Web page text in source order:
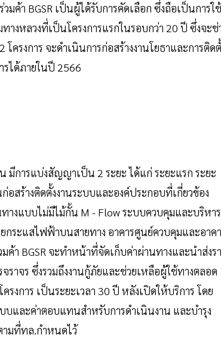
ค้า BGSR เป็นผู้ได้รับการคัดเลือก ซึ่งถือเป็นการใช้
งหลวงที่เป็นโครงการแรกในรอบกว่า 20 ปี ซึ่งจะช่
ครงการ จะดำเนินการก่อสร้างงานโยธาและการติด
รได้ภายในปี 2566
มีการแบ่งสัญญาเป็น 2 ระยะ ได้แก่ ระยะแรก ระยะ
สร้างติดตั้งงานระบบและองค์ประกอบที่เกี่ยวข้อง
างแบบไม่มีไม้กั้น M - Flow ระบบควบคุมและบริหาร
กระแสไฟฟ้าบนสายทาง อาคารศูนย์ควบคุมและอาค
ค้า BGSR จะทำหน้าที่จัดเก็บค่าผ่านทางและนำส่งร
าจร ซึ่งรวมถึงงานกู้ภัยและช่วยเหลือผู้ใช้ทางตลอด
งการ เป็นระยะเวลา 30 ปี หลังเปิดให้บริการ โดย
บและค่าตอบแทนสำหรับการดำเนินงาน และบำรุง
ามที่ทล.กำหนดไว้